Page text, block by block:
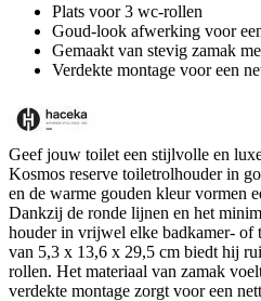
Plats voor 3 wc-rollen
Goud-look afwerking voor
Gemaakt van stevig zamak
Verdekte montage voor een
Geef jouw toilet een stijlvolle en
Kosmos reserve toiletrolhouder in
en de warme gouden kleur vormen
Dankzij de ronde lijnen en het
houder in vrijwel elke badkamer- of
van 5,3 x 13,6 x 29,5 cm biedt hij
rollen. Het materiaal van zamak
verdekte montage zorgt voor een